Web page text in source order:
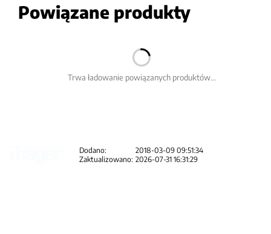
Powiązane produkty
Trwa ładowanie powiązanych produktów...
Dodano:
2018-03-09 09:51:34
Zaktualizowano: 2026-07-31 16:31:29